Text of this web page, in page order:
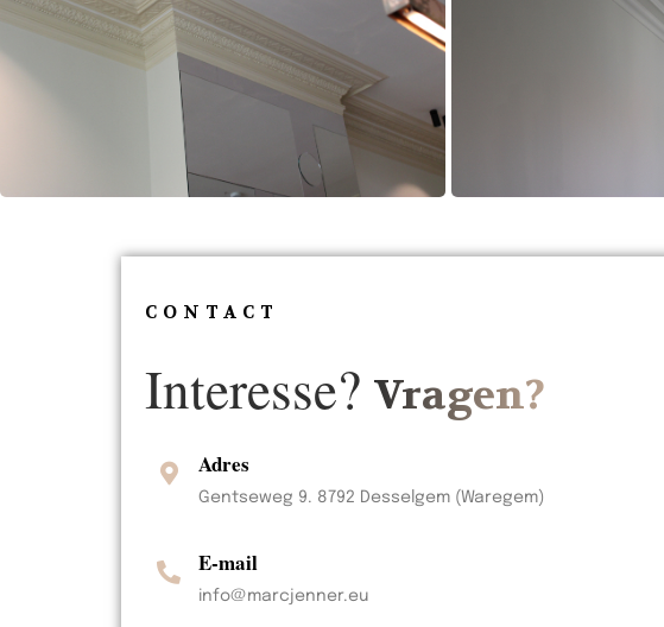
CONTACT
Interesse? Vragen?
Adres
Gentseweg 9. 8792 Desselgem (Waregem)
E-mail
info@marcjenner.eu